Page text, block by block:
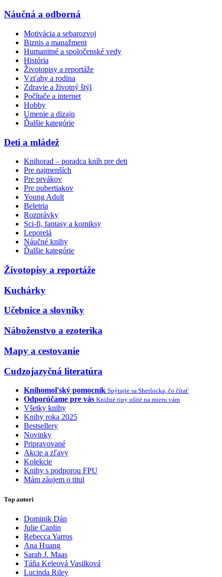
Náučná a odborná
Motivácia a sebarozvoj
Biznis a manažment
Humanitné a spoločenské vedy
História
Životopisy a reportáže
Vzťahy a rodina
Zdravie a životný štýl
Počítače a internet
Hobby
Umenie a dizajn
Ďalšie kategórie
Deti a mládež
Knihorad – poradca kníh pre deti
Pre najmenších
Pre prvákov
Pre pubertiakov
Young Adult
Beletria
Rozprávky
Sci-fi, fantasy a komiksy
Leporelá
Náučné knihy
Ďalšie kategórie
Životopisy a reportáže
Kuchárky
Učebnice a slovníky
Náboženstvo a ezoterika
Mapy a cestovanie
Cudzojazyčná literatúra
Knihomoľský pomocník Spýtajte sa Sherlocka, čo čítať
Odporúčame pre vás Knižné tipy ušité na mieru vám
Všetky knihy
Knihy roka 2025
Bestsellery
Novinky
Pripravované
Akcie a zľavy
Kolekcie
Knihy s podporou FPU
Mám záujem o titul
Top autori
Dominik Dán
Julie Caplin
Rebecca Yarros
Ana Huang
Sarah J. Maas
Táňa Keleová Vasilková
Lucinda Riley